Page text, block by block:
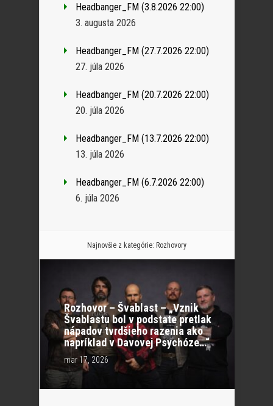
Headbanger_FM (3.8.2026 22:00)
3. augusta 2026
Headbanger_FM (27.7.2026 22:00)
27. júla 2026
Headbanger_FM (20.7.2026 22:00)
20. júla 2026
Headbanger_FM (13.7.2026 22:00)
13. júla 2026
Headbanger_FM (6.7.2026 22:00)
6. júla 2026
Najnovšie z kategórie: Rozhovory
Rozhovor – Švablast – „Vznik
Švablastu bol v podstate pretlak
nápadov tvrdšieho razenia ako
napríklad v Davovej Psychóze…“
mar 17, 2026